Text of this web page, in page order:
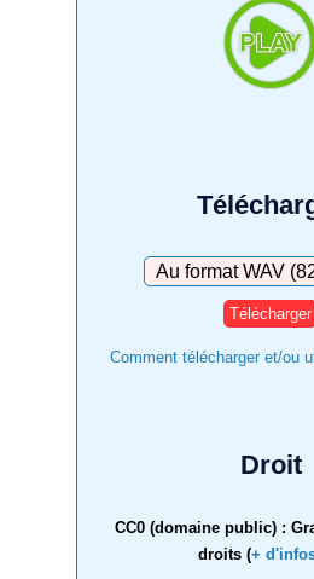
Télécharger
Comment télécharger et/ou
Droit
CC0 (domaine public) :
droits (+